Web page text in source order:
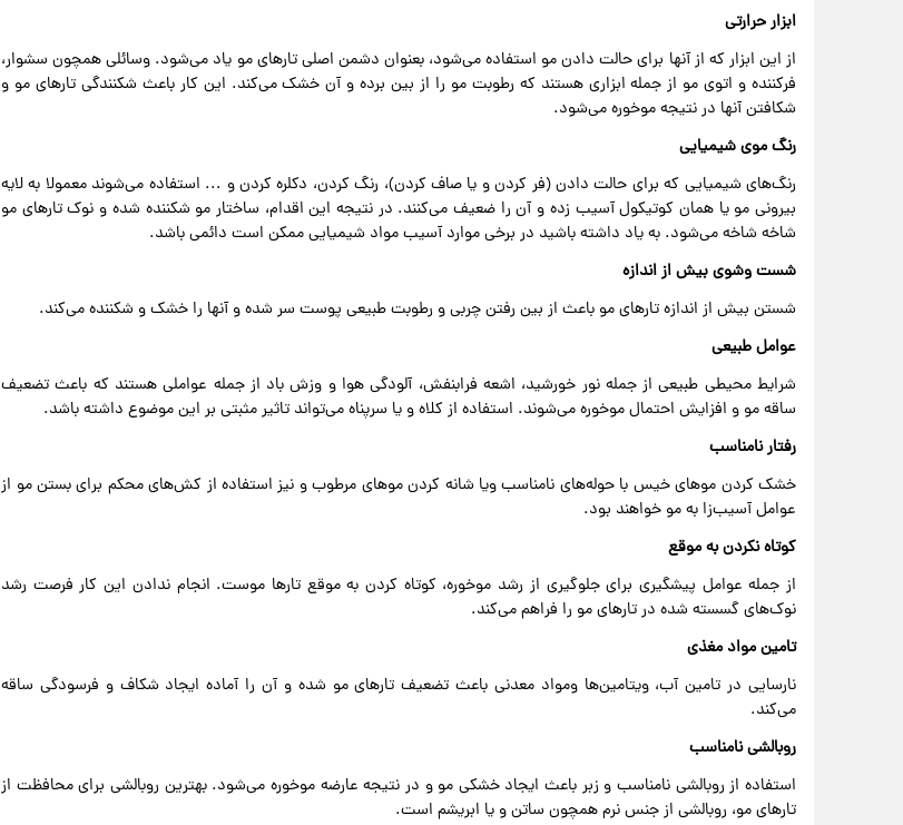
ابزار حرارتی
از این ابزار که از آنها برای حالت دادن مو استفاده می‌شود، بعنوان دشمن اصلی تارهای مو یاد می‌شود. وسائلی همچون سشوار،
فرکننده و اتوی مو از جمله ابزاری هستند که رطوبت مو را از بین برده و آن خشک می‌کند. این کار باعث شکنندگی تارهای مو و
شکافتن آنها در نتیجه موخوره می‌شود.
رنگ موی شیمیایی
رنگ‌های شیمیایی که برای حالت دادن (فر کردن و یا صاف کردن)، رنگ کردن، دکلره کردن و ... استفاده می‌شوند معمولا به لایه
بیرونی مو یا همان کوتیکول آسیب زده و آن را ضعیف می‌کنند. در نتیجه این اقدام، ساختار مو شکننده شده و نوک تارهای مو
شاخه شاخه می‌شود. به یاد داشته باشید در برخی موارد آسیب مواد شیمیایی ممکن است دائمی باشد.
شست وشوی بیش از اندازه
شستن بیش از اندازه تارهای مو باعث از بین رفتن چربی و رطوبت طبیعی پوست سر شده و آنها را خشک و شکننده می‌کند.
عوامل طبیعی
شرایط محیطی طبیعی از جمله نور خورشید، اشعه فرابنفش، آلودگی هوا و وزش باد از جمله عواملی هستند که باعث تضعیف
ساقه مو و افزایش احتمال موخوره می‌شوند. استفاده از کلاه و یا سرپناه می‌تواند تاثیر مثبتی بر این موضوع داشته باشد.
رفتار نامناسب
خشک کردن موهای خیس با حوله‌های نامناسب ویا شانه کردن موهای مرطوب و نیز استفاده از کش‌های محکم برای بستن مو از
عوامل آسیب‌زا به مو خواهند بود.
کوتاه نکردن به موقع
از جمله عوامل پیشگیری برای جلوگیری از رشد موخوره، کوتاه کردن به موقع تارها موست. انجام ندادن این کار فرصت رشد
نوک‌های گسسته شده در تارهای مو را فراهم می‌کند.
تامین مواد مغذی
نارسایی در تامین آب، ویتامین‌ها ومواد معدنی باعث تضعیف تارهای مو شده و آن را آماده ایجاد شکاف و فرسودگی ساقه
می‌کند.
روبالشی نامناسب
استفاده از روبالشی نامناسب و زبر باعث ایجاد خشکی مو و در نتیجه عارضه موخوره می‌شود. بهترین روبالشی برای محافظت از
تارهای مو، روبالشی از جنس نرم همچون ساتن و یا ابریشم است.